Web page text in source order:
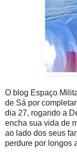
O blog Espaço
de Sá por
dia 27, rogando a
encha sua vida de
ao lado dos seus
perdure por longos